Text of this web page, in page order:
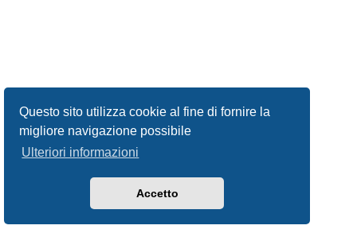
Questo sito utilizza cookie al fine di fornire la
migliore navigazione possibile
Ulteriori informazioni
Accetto